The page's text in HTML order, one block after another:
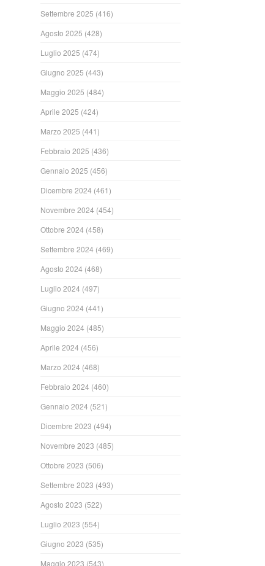
Settembre 2025 (416)
Agosto 2025 (428)
Luglio 2025 (474)
Giugno 2025 (443)
Maggio 2025 (484)
Aprile 2025 (424)
Marzo 2025 (441)
Febbraio 2025 (436)
Gennaio 2025 (456)
Dicembre 2024 (461)
Novembre 2024 (454)
Ottobre 2024 (458)
Settembre 2024 (469)
Agosto 2024 (468)
Luglio 2024 (497)
Giugno 2024 (441)
Maggio 2024 (485)
Aprile 2024 (456)
Marzo 2024 (468)
Febbraio 2024 (460)
Gennaio 2024 (521)
Dicembre 2023 (494)
Novembre 2023 (485)
Ottobre 2023 (506)
Settembre 2023 (493)
Agosto 2023 (522)
Luglio 2023 (554)
Giugno 2023 (535)
Maggio 2023 (543)